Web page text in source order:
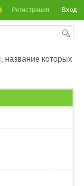
Вход
Регистрация
название которых